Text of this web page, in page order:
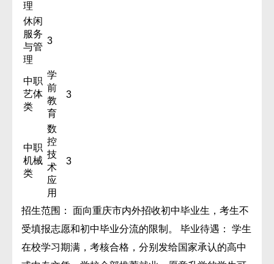
理
休闲
服务
与管
理
3
中职
艺体
类
学
前
教
育
3
中职
机械
类
数
控
技
术
应
用
3
招生范围： 面向重庆市内外招收初中毕业生，考生不
受填报志愿和初中毕业分流的限制。 毕业待遇： 学生
在校学习期满，考核合格，分别发给国家承认的高中